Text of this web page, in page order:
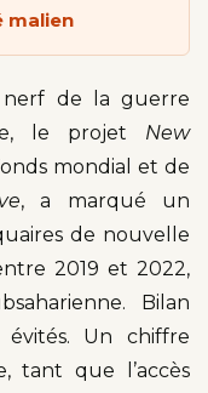
malien
nerf de la guerre
le projet New
mondial et de
, a marqué un
de nouvelle
2019 et 2022,
Bilan
Un chiffre
tant que l’accès